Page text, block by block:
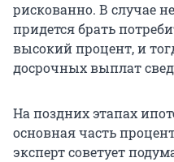
рискованно. В случае
придется брать
высокий процент, и
досрочных выплат
На поздних этапах
основная часть
эксперт советует